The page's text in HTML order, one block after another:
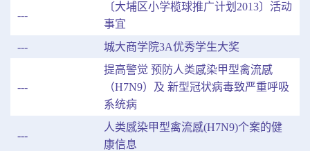
---
〔大埔区小学榄球推广计划2013〕活动
事宜
---
城大商学院3A优秀学生大奖
---
提高警觉 预防人类感染甲型禽流感
（H7N9）及 新型冠状病毒致严重呼吸
系统病
---
人类感染甲型禽流感(H7N9)个案的健
康信息